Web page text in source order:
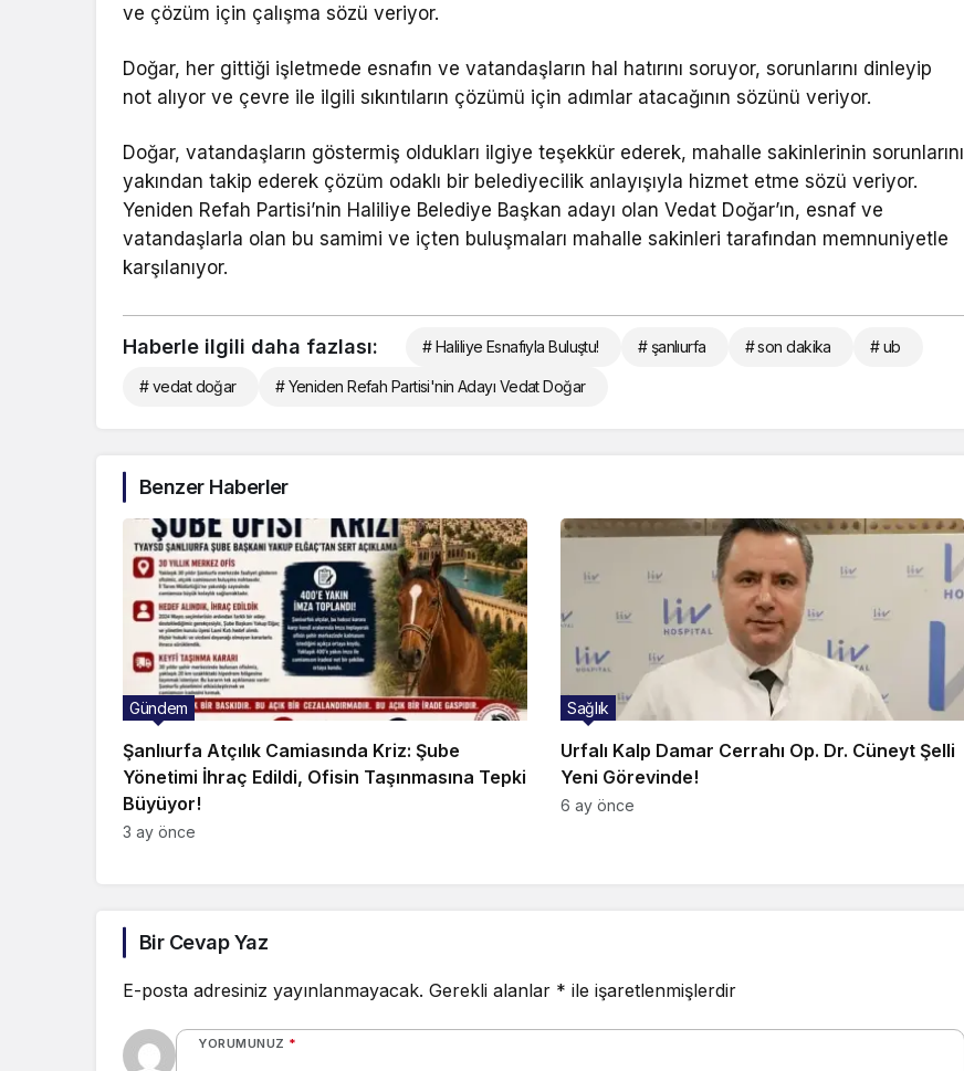
ve çözüm için çalışma sözü veriyor.
Doğar, her gittiği işletmede esnafın ve vatandaşların hal hatırını soruyor, sorunlarını dinleyip
not alıyor ve çevre ile ilgili sıkıntıların çözümü için adımlar atacağının sözünü veriyor.
Doğar, vatandaşların göstermiş oldukları ilgiye teşekkür ederek, mahalle sakinlerinin sorunlarını
yakından takip ederek çözüm odaklı bir belediyecilik anlayışıyla hizmet etme sözü veriyor.
Yeniden Refah Partisi’nin Haliliye Belediye Başkan adayı olan Vedat Doğar’ın, esnaf ve
vatandaşlarla olan bu samimi ve içten buluşmaları mahalle sakinleri tarafından memnuniyetle
karşılanıyor.
Haberle ilgili daha fazlası: # Haliliye Esnafıyla Buluştu! # şanlıurfa # son dakika # ub
# vedat doğar # Yeniden Refah Partisi'nin Adayı Vedat Doğar
Benzer Haberler
Şanlıurfa Atçılık Camiasında Kriz: Şube
Yönetimi İhraç Edildi, Ofisin Taşınmasına Tepki
Büyüyor!
Gündem
3 ay önce
Urfalı Kalp Damar Cerrahı Op. Dr. Cüneyt Şelli
Yeni Görevinde!
Sağlık
6 ay önce
Bir Cevap Yaz
E-posta adresiniz yayınlanmayacak. Gerekli alanlar * ile işaretlenmişlerdir
YORUMUNUZ *